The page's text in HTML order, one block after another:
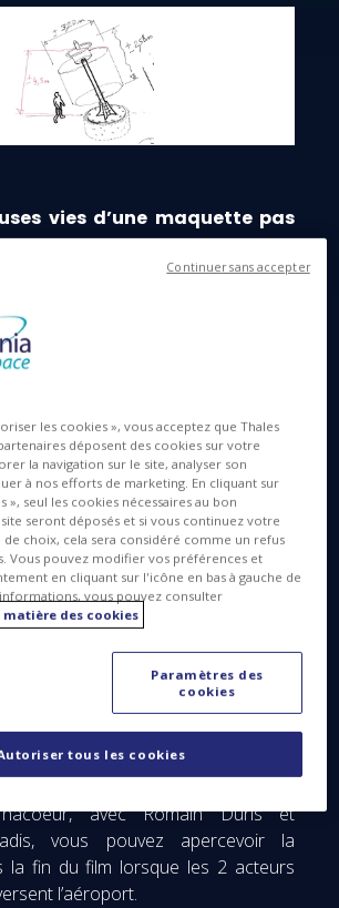
vies d’une maquette pas
le grand public découvrait la
pour la toute première fois à
Nice. Suspendu au plafond, cette
1 a élu domicile en ces lieux
2016. Pour l’anecdote, si vous
avec Romain Duris et
vous pouvez apercevoir la
la fin du film lorsque les 2 acteurs
l’aéroport.
les cookies », vous acceptez que Thales
déposent des cookies sur votre
la navigation sur le site, analyser son
à nos efforts de marketing. En cliquant sur
», seul les cookies nécessaires au bon
seront déposés et si vous continuez votre
de choix, cela sera considéré comme un refus
Vous pouvez modifier vos préférences et
en cliquant sur l'icône en bas à gauche de
vous pouvez consulter
des cookies
Paramètres des
cookies
tous les cookies
Continuer sans accepter